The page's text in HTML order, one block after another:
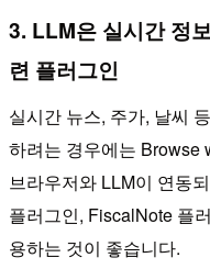
3. LLM은 실시간 정
련 플러그인
실시간 뉴스, 주가, 날씨
하려는 경우에는 Browse
브라우저와 LLM이 연동
플러그인, FiscalNote 플
용하는 것이 좋습니다.